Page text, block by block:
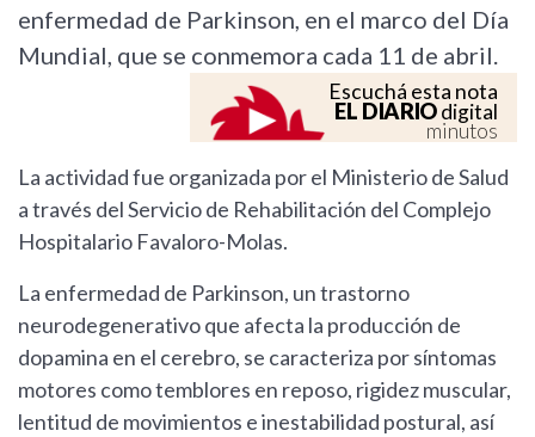
enfermedad de Parkinson, en el marco del Día
Mundial, que se conmemora cada 11 de abril.
Escuchá esta nota
EL DIARIOdigital
minutos
La actividad fue organizada por el Ministerio de Salud
a través del Servicio de Rehabilitación del Complejo
Hospitalario Favaloro-Molas.
La enfermedad de Parkinson, un trastorno
neurodegenerativo que afecta la producción de
dopamina en el cerebro, se caracteriza por síntomas
motores como temblores en reposo, rigidez muscular,
lentitud de movimientos e inestabilidad postural, así